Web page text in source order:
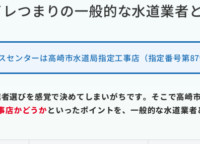
つまりの一般的な水道業者
センターは高崎市水道局指定工事店（指定番号第
選びを感覚で決めてしまいがちです。そこで高崎
店かどうかといったポイントを、一般的な水道業者